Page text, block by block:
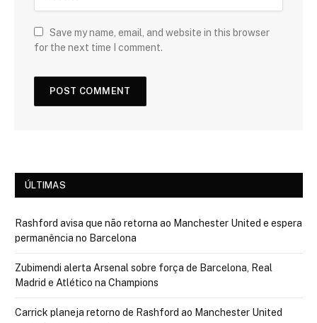
Save my name, email, and website in this browser
for the next time I comment.
ÚLTIMAS
Rashford avisa que não retorna ao Manchester United e espera
permanência no Barcelona
Zubimendi alerta Arsenal sobre força de Barcelona, Real
Madrid e Atlético na Champions
Carrick planeja retorno de Rashford ao Manchester United